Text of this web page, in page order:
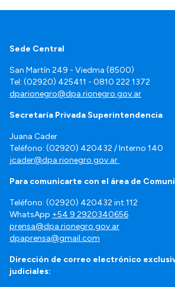
Sede Central
San Martín 249 - Viedma (8500)
Tel: (02920) 425411 - 0810 222 1372
dparionegro@dpa.rionegro.gov.ar
Secretaría Privada Superintendencia
Juana Cader
Teléfono: (02920) 420432 / Interno 140
jcader@dpa.rionegro.gov.ar
Para comunicarte con el área de
Teléfono: (02920) 420432 int.112
WhatsApp +54 9 2920340656
prensa@dpa.rionegro.gov.ar
dpaprensa@gmail.com
Dirección de correo electrónico
judiciales: